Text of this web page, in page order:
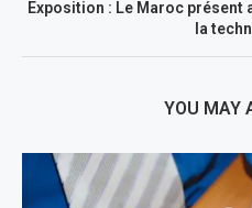
Exposition : Le Maroc présent
la
YOU MAY